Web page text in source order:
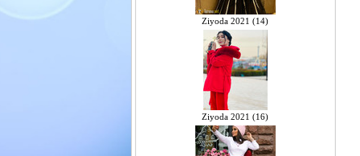
Ziyoda 2021 (14)
Ziyoda 2021 (16)